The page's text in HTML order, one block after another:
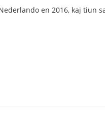
en 2016, kaj tiun